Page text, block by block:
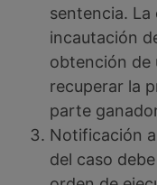
sentencia. La
incautación
obtención de
recuperar la
parte
Notificación
del caso